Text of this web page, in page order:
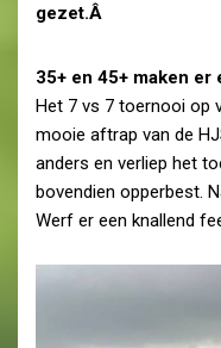
gezet.Â
35+ en 45+ maken er
Het 7 vs 7 toernooi op
mooie aftrap van de
anders en verliep het
bovendien opperbest.
Werf er een knallend